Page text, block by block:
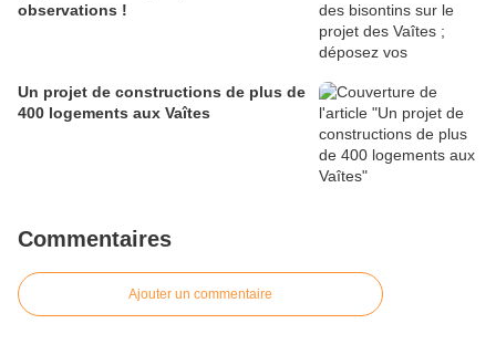
observations !
Un projet de constructions de plus de
400 logements aux Vaîtes
Commentaires
Ajouter un commentaire